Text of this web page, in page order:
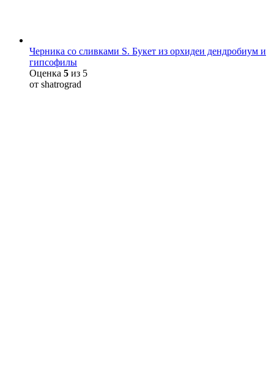
Черника со сливками S. Букет из орхидеи дендробиум и
гипсофилы
Оценка 5 из 5
от shatrograd